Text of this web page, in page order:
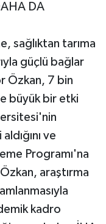
DA
sağlıktan tarıma
güçlü bağlar
Özkan, 7 bin
büyük bir etki
ve
Programı'na
araştırma
kadro